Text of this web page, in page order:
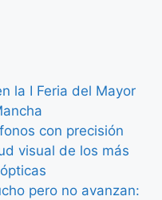
la I Feria del Mayor
con precisión
visual de los más
pero no avanzan: